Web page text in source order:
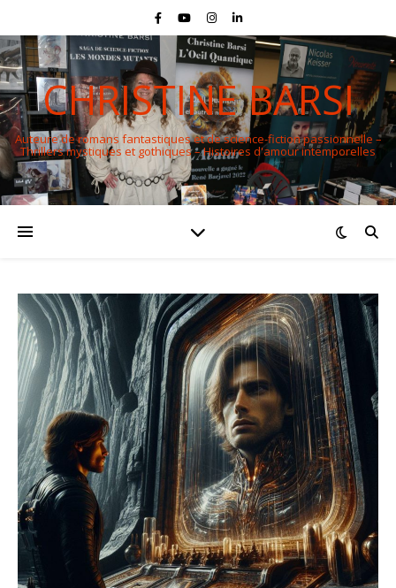
CHRISTINE BARSI
Auteure de romans fantastiques et de science-fiction passionnelle –
Thrillers mystiques et gothiques – Histoires d'amour intemporelles